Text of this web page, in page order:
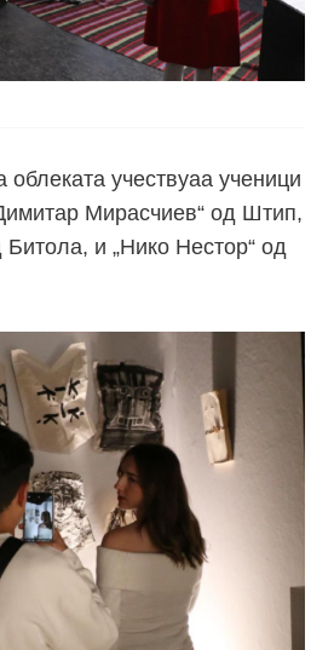
облеката учествуаа ученици
Мирасчиев“ од Штип,
Битола, и „Нико Нестор“ од